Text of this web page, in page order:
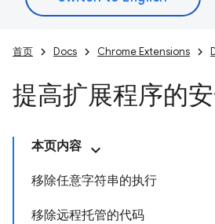
首页 Docs Chrome Extensions
提高扩展程序的
本页内容
移除任意字符串的执行
移除远程托管的代码